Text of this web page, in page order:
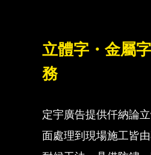
立體字・金屬
務
定宇廣告提供仟納論
面處理到現場施工皆